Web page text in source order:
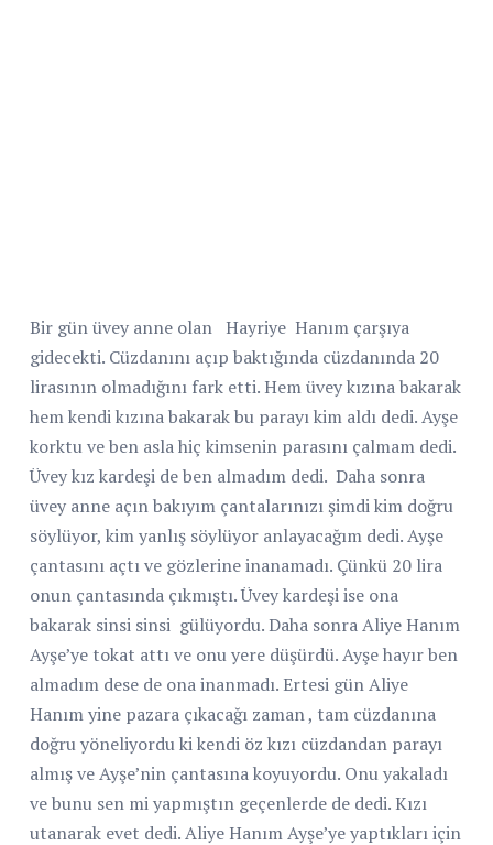
Bir gün üvey anne olan Hayriye Hanım çarşıya
gidecekti. Cüzdanını açıp baktığında cüzdanında 20
lirasının olmadığını fark etti. Hem üvey kızına bakarak
hem kendi kızına bakarak bu parayı kim aldı dedi. Ayşe
korktu ve ben asla hiç kimsenin parasını çalmam dedi.
Üvey kız kardeşi de ben almadım dedi. Daha sonra
üvey anne açın bakıyım çantalarınızı şimdi kim doğru
söylüyor, kim yanlış söylüyor anlayacağım dedi. Ayşe
çantasını açtı ve gözlerine inanamadı. Çünkü 20 lira
onun çantasında çıkmıştı. Üvey kardeşi ise ona
bakarak sinsi sinsi gülüyordu. Daha sonra Aliye Hanım
Ayşe’ye tokat attı ve onu yere düşürdü. Ayşe hayır ben
almadım dese de ona inanmadı. Ertesi gün Aliye
Hanım yine pazara çıkacağı zaman , tam cüzdanına
doğru yöneliyordu ki kendi öz kızı cüzdandan parayı
almış ve Ayşe’nin çantasına koyuyordu. Onu yakaladı
ve bunu sen mi yapmıştın geçenlerde de dedi. Kızı
utanarak evet dedi. Aliye Hanım Ayşe’ye yaptıkları için